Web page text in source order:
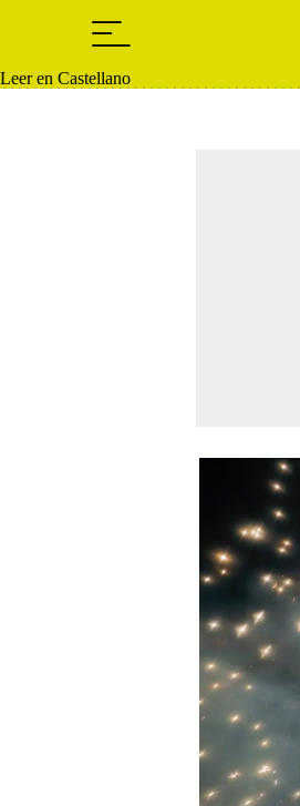
Leer en Castellano